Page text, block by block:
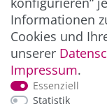
Informationen
Cookies und
unserer
Impressum.
Essenziell
Statistik